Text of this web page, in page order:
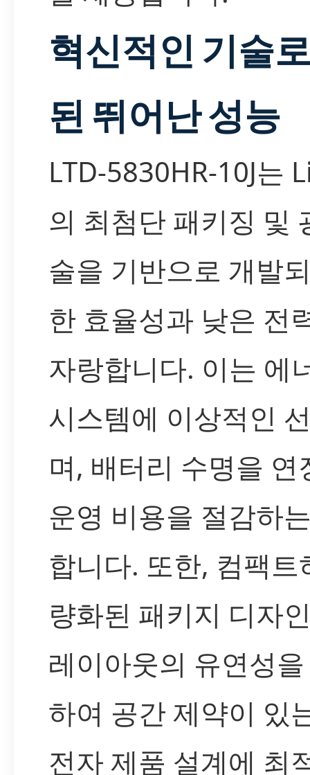
혁신적인 기술
된 뛰어난 성능
LTD-5830HR-10J는
의 최첨단 패키징 및
술을 기반으로 개발
한 효율성과 낮은 전
자랑합니다. 이는 에
시스템에 이상적인
며, 배터리 수명을 연
운영 비용을 절감하
합니다. 또한, 컴팩트
량화된 패키지 디자
레이아웃의 유연성
하여 공간 제약이 있
전자 제품 설계에 최